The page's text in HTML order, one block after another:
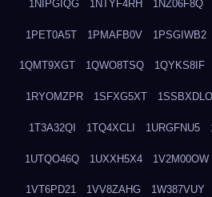
1NIPGIQG 1NTYF4RH 1NZ06F8Q
1PET0A5T 1PMAFB0V 1PSGIWB2
1QMT9XGT 1QWO8TSQ 1QYKS8IF
1RYOMZPR 1SFXG5XT 1SSBXDLO
1T3A32QI 1TQ4XCLI 1URGFNU5
1UTQO46Q 1UXXH5X4 1V2M00OW
1VT6PD21 1VV8ZAHG 1W387VUY